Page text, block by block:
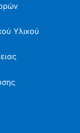
Υλικού